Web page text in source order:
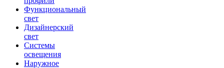
Функциональный
свет
Дизайнерский
свет
Системы
освещения
Наружное